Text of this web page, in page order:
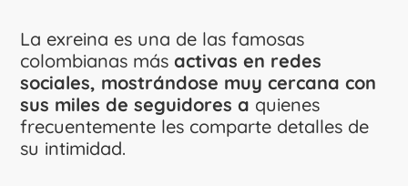
La exreina es una de las famosas
colombianas másactivas en redes
sociales, mostrándose muy cercana con
sus miles de seguidores a quienes
frecuentemente les comparte detalles de
su intimidad.